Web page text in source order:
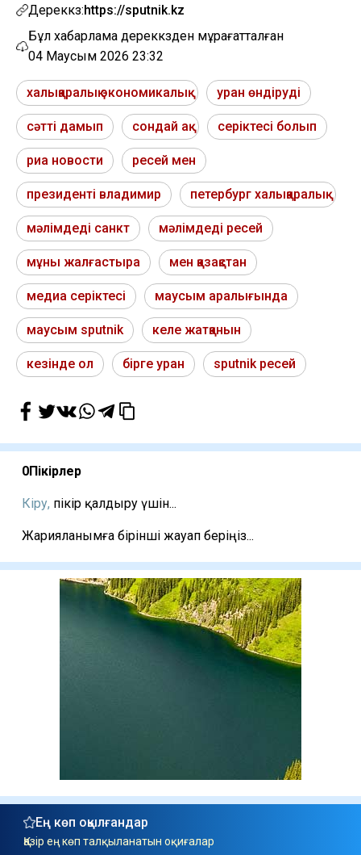
Дереккөз:https://sputnik.kz
Бұл хабарлама дереккөзден мұрағатталған
04 Маусым 2026 23:32
халықаралық экономикалық уран өндіруді
сәтті дамып сондай ақ серіктесі болып
риа новости ресей мен
президенті владимир петербург халықаралық
мәлімдеді санкт мәлімдеді ресей
мұны жалғастыра мен қазақстан
медиа серіктесі маусым аралығында
маусым sputnik келе жатқанын
кезінде ол бірге уран sputnik ресей
0Пікірлер
Кіру, пікір қалдыру үшін...
Жарияланымға бірінші жауап беріңіз...
Ең көп оқылғандар
Қазір ең көп талқыланатын оқиғалар